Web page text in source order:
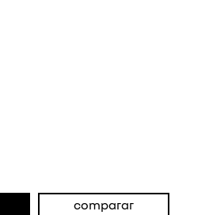
comparar